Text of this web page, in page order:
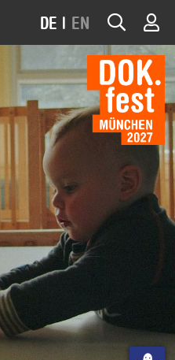
DE | EN